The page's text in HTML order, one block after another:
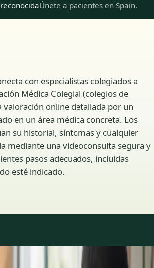
Únete a pacientes en Spain.
con especialistas colegiados a
Médica Colegial (colegios de
valoración online detallada por un
en un área médica concreta. Los
su historial, síntomas y cualquier
mediante una videoconsulta segura y
pasos adecuados, incluidas
esté indicado.